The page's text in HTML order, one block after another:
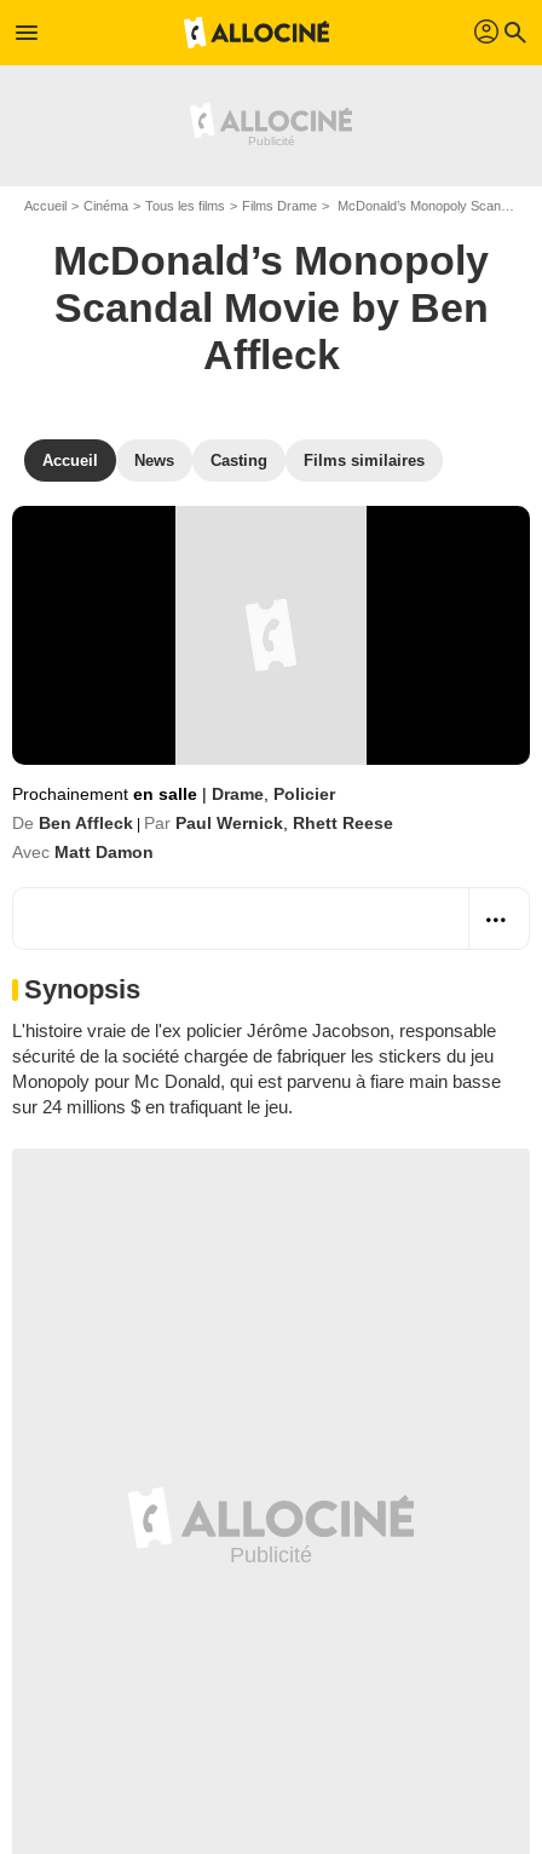
menu profil search
Accueil Cinéma Tous les films Films Drame McDonald’s Monopoly Scandal Movie by Ben Affleck de Ben Affleck
McDonald’s Monopoly
Scandal Movie by Ben
Affleck
Accueil News Casting Films similaires
Prochainement en salle | Drame Policier
De Ben Affleck Par Paul Wernick Rhett Reese
Avec Matt Damon
Synopsis
L'histoire vraie de l'ex policier Jérôme Jacobson, responsable
sécurité de la société chargée de fabriquer les stickers du jeu
Monopoly pour Mc Donald, qui est parvenu à fiare main basse
sur 24 millions $ en trafiquant le jeu.